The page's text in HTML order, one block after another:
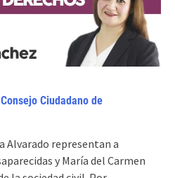
Ciudadano de
Alvarado representan a
y María del Carmen